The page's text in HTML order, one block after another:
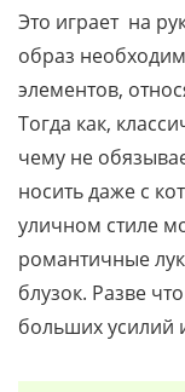
Это играет на
образ
элементов,
Тогда как,
чему не
носить даже с
уличном стиле
романтичные
блузок. Разве
больших усилий